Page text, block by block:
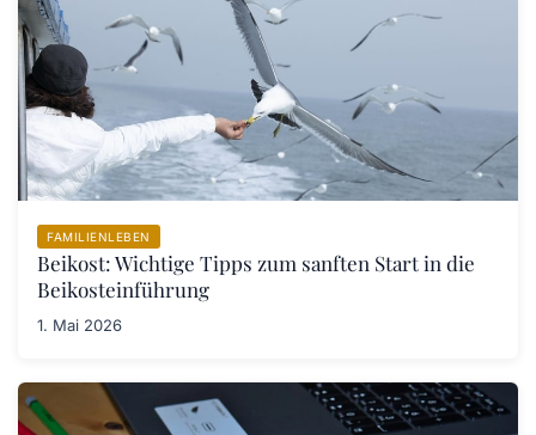
FAMILIENLEBEN
Beikost: Wichtige Tipps zum sanften Start in die
Beikosteinführung
1. Mai 2026